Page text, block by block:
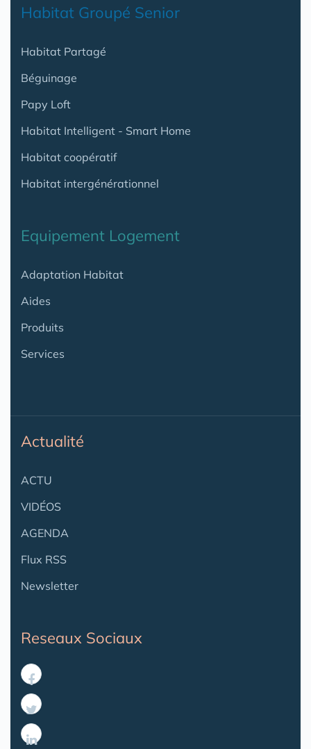
Habitat Groupé Senior
Habitat Partagé
Béguinage
Papy Loft
Habitat Intelligent - Smart Home
Habitat coopératif
Habitat intergénérationnel
Equipement Logement
Adaptation Habitat
Aides
Produits
Services
Actualité
ACTU
VIDÉOS
AGENDA
Flux RSS
Newsletter
Reseaux Sociaux